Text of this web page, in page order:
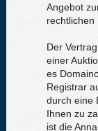
Angebot
rechtlichen
Der
einer
es
Registrar
durch eine
Ihnen zu
ist die